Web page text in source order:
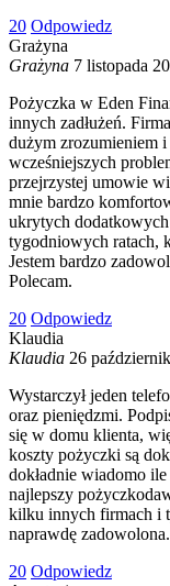
20 Odpowiedz
Grażyna
Grażyna 7 listopada
Pożyczka w Eden
innych zadłużeń.
dużym zrozumieniem
wcześniejszych
przejrzystej umowie
mnie bardzo
ukrytych dodatkowych
tygodniowych ratach,
Jestem bardzo
Polecam.
20 Odpowiedz
Klaudia
Klaudia 26
Wystarczył jeden
oraz pieniędzmi.
się w domu klienta,
koszty pożyczki są
dokładnie wiadomo
najlepszy
kilku innych firmach i
naprawdę
20 Odpowiedz